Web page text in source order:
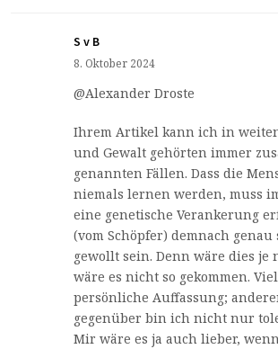
S v B
8. Oktober 2024
@Alexander Droste
Ihrem Artikel kann ich in
und Gewalt gehörten immer
genannten Fällen. Dass die
niemals lernen werden, muss
eine genetische Verankerung
(vom Schöpfer) demnach
gewollt sein. Denn wäre dies je
wäre es nicht so gekommen.
persönliche Auffassung;
gegenüber bin ich nicht nur
Mir wäre es ja auch lieber,